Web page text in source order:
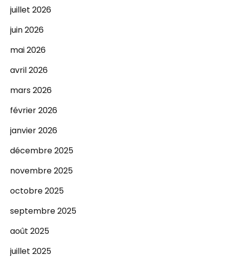
juillet 2026
juin 2026
mai 2026
avril 2026
mars 2026
février 2026
janvier 2026
décembre 2025
novembre 2025
octobre 2025
septembre 2025
août 2025
juillet 2025